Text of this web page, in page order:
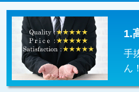
理・調整・分解・加工など（重
その他部品の脱着
交換・取付（タンク）
交換・取付(単水栓（壁付・デッ
1.
手
ん！